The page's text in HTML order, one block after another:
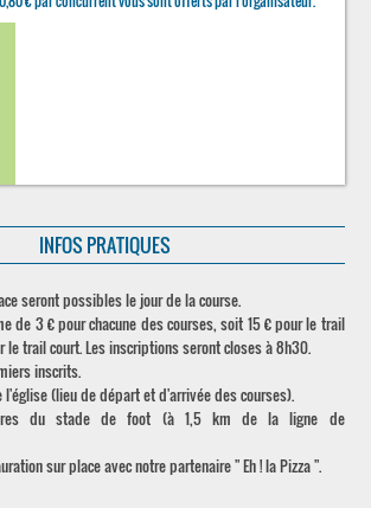
INFOS PRATIQUES
seront possibles le jour de la course.
de 3 € pour chacune des courses, soit 15 € pour le trail
le trail court. Les inscriptions seront closes à 8h30.
inscrits.
(lieu de départ et d'arrivée des courses).
du stade de foot (à 1,5 km de la ligne de
sur place avec notre partenaire " Eh ! la Pizza ".